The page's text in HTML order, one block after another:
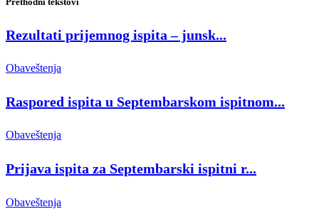
Rezultati prijemnog ispita – junsk...
Obaveštenja
Raspored ispita u Septembarskom ispitnom...
Obaveštenja
Prijava ispita za Septembarski ispitni r...
Obaveštenja